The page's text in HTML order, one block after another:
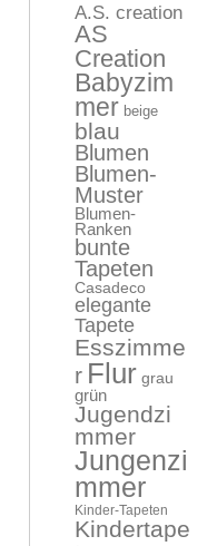
A.S. creation
AS
Creation
Babyzim
mer beige
blau
Blumen
Blumen-
Muster
Blumen-
Ranken
bunte
Tapeten
Casadeco
elegante
Tapete
Esszimme
r Flur grau
grün
Jugendzi
mmer
Jungenzi
mmer
Kinder-Tapeten
Kindertape